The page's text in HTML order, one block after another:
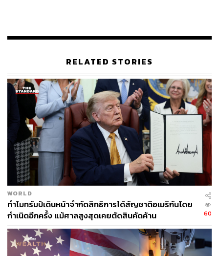
ผ่านแอปพลิเคชันต่างๆ ที่คุณสะดวกหรือใช้งานอยู่แล้วได้เลย
TAGS: Bank of America ค่าเงินอ่อนตัว
ค่าเงินดอลลาร์
เงินดอลลาร์
ดอลลาร์ USA
China
ธนาคารกลางสหรัฐฯ (Fed)
RELATED STORIES
WORLD
ทำไมทรัมป์เดินหน้าจำกัดสิทธิการได้สัญชาติอเมริกันโดย
กำเนิดอีกครั้ง แม้ศาลสูงสุดเคยตัดสินคัดค้าน
60